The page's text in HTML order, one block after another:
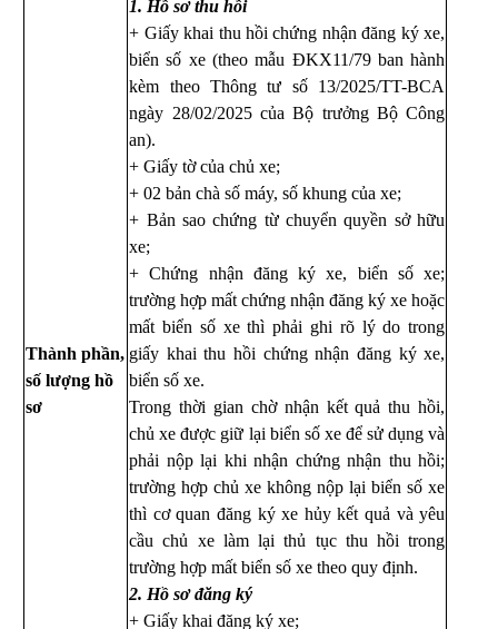
Thành phần,
số lượng hồ
sơ
1. Hồ sơ thu hồi
+ Giấy khai thu hồi chứng nhận đăng ký xe,
biển số xe (theo mẫu ĐKX11/79 ban hành
kèm theo Thông tư số 13/2025/TT-BCA
ngày 28/02/2025của Bộ trưởng Bộ Công
an).
+ Giấy tờ của chủ xe;
+ 02 bản chà số máy, số khung của xe;
+ Bản sao chứng từ chuyển quyền sở hữu
xe;
+ Chứng nhận đăng ký xe, biển số xe;
trường hợp mất chứng nhận đăng ký xe hoặc
mất biển số xe thì phải ghi rõ lý do trong
giấy khai thu hồi chứng nhận đăng ký xe,
biển số xe.
Trong thời gian chờ nhận kết quả thu hồi,
chủ xe được giữ lại biển số xe để sử dụng và
phải nộp lại khi nhận chứng nhận thu hồi;
trường hợp chủ xe không nộp lại biển số xe
thì cơ quan đăng ký xe hủy kết quả và yêu
cầu chủ xe làm lại thủ tục thu hồi trong
trường hợp mất biển số xe theo quy định.
2. Hồ sơ đăng ký
+ Giấy khai đăng ký xe;